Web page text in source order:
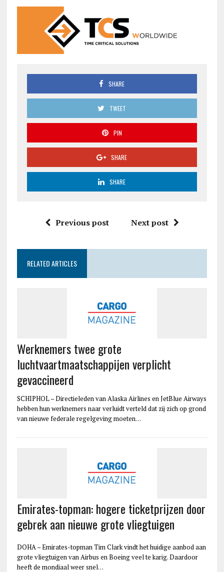
SHARE
TWEET
PIN
SHARE
SHARE
Previous post Next post
RELATED ARTICLES
Werknemers twee grote
luchtvaartmaatschappijen verplicht
gevaccineerd
SCHIPHOL – Directieleden van Alaska Airlines en JetBlue Airways
hebben hun werknemers naar verluidt verteld dat zij zich op grond
van nieuwe federale regelgeving moeten…
Emirates-topman: hogere ticketprijzen door
gebrek aan nieuwe grote vliegtuigen
DOHA – Emirates-topman Tim Clark vindt het huidige aanbod aan
grote vliegtuigen van Airbus en Boeing veel te karig. Daardoor
heeft de mondiaal weer snel…